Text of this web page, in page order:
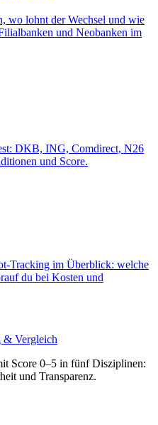
wo lohnt der Wechsel und wie
und Neobanken im
DKB, ING, Comdirect, N26
und Score.
Tracking im Überblick: welche
du bei Kosten und
& Vergleich
Score 0–5 in fünf Disziplinen:
und Transparenz.